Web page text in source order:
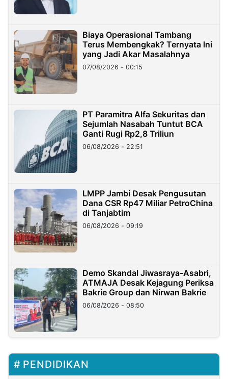
Biaya Operasional Tambang
Terus Membengkak? Ternyata Ini
yang Jadi Akar Masalahnya
07/08/2026 - 00:15
PT Paramitra Alfa Sekuritas dan
Sejumlah Nasabah Tuntut BCA
Ganti Rugi Rp2,8 Triliun
06/08/2026 - 22:51
LMPP Jambi Desak Pengusutan
Dana CSR Rp47 Miliar PetroChina
di Tanjabtim
06/08/2026 - 09:19
Demo Skandal Jiwasraya-Asabri,
ATMAJA Desak Kejagung Periksa
Bakrie Group dan Nirwan Bakrie
06/08/2026 - 08:50
PENDIDIKAN